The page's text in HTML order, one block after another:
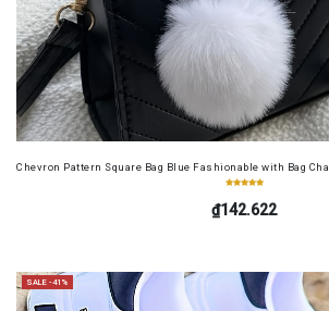
Chevron Pattern Square Bag Blue Fashionable with Bag
₫142.622
SALE -41%